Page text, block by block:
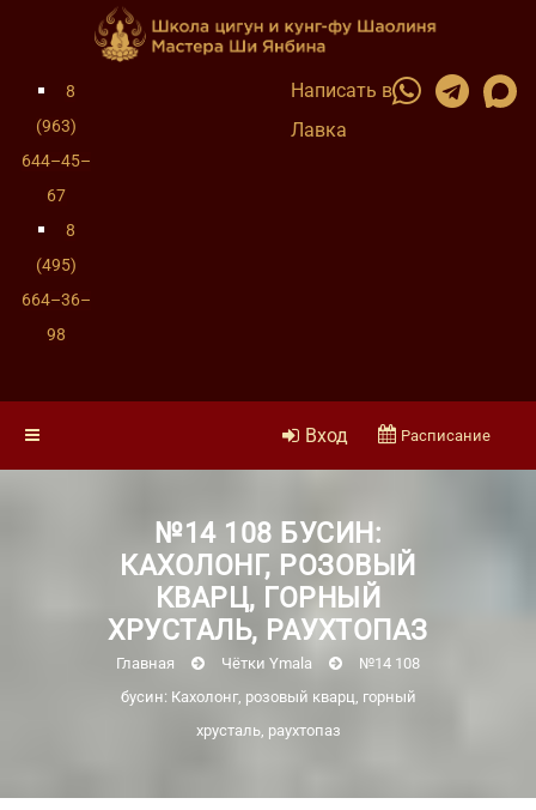
8
(963)
644–45–
67
8
(495)
664–36–
98
Написать в
Лавка
Вход Расписание
№14 108 БУСИН:
КАХОЛОНГ, РОЗОВЫЙ
КВАРЦ, ГОРНЫЙ
ХРУСТАЛЬ, РАУХТОПАЗ
Главная Чётки Ymala
№14 108
бусин: Кахолонг, розовый кварц, горный
хрусталь, раухтопаз